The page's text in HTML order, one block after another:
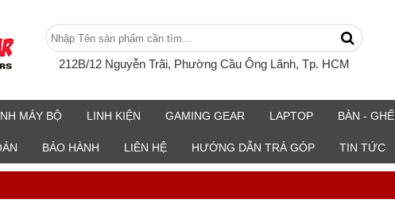
212B/12 Nguyễn Trãi, Phường Cầu Ông Lãnh, Tp. HCM
MÁY BỘ LINH KIỆN GAMING GEAR LAPTOP BÀN - GHẾ
BẢO HÀNH LIÊN HỆ HƯỚNG DẪN TRẢ GÓP TIN TỨC